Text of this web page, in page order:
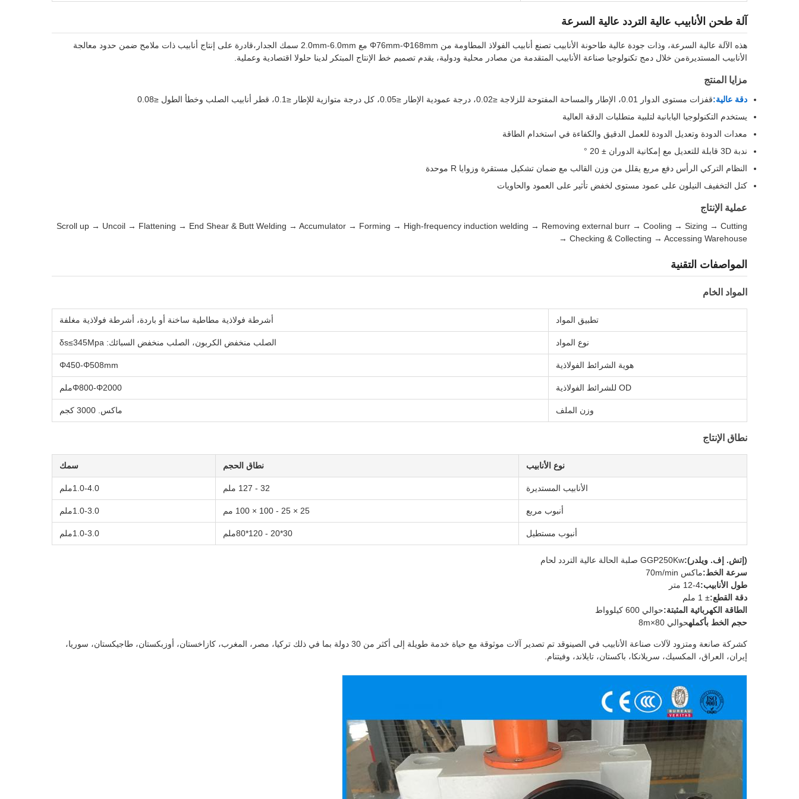
آلة طحن الأنابيب عالية التردد عالية السرعة
هذه الآلة عالية السرعة، وذات جودة عالية طاحونة الأنابيب تصنع أنابيب الفولاذ المطاومة من Φ76mm-Φ168mm مع 2.0mm-6.0mm سمك الجدار،قادرة على إنتاج أنابيب ذات ملامح ضمن حدود معالجة
الأنابيب المستديرةمن خلال دمج تكنولوجيا صناعة الأنابيب المتقدمة من مصادر محلية ودولية، يقدم تصميم خط الإنتاج المبتكر لدينا حلولا اقتصادية وعملية.
مزايا المنتج
دقة عالية:قفزات مستوى الدوار 0.01، الإطار والمساحة المفتوحة للزلاجة ≤0.02، درجة عمودية الإطار ≤0.05، كل درجة متوازية للإطار ≤0.1، قطر أنابيب الصلب وخطأ الطول ≤0.08
يستخدم التكنولوجيا اليابانية لتلبية متطلبات الدقة العالية
معدات الدودة وتعديل الدودة للعمل الدقيق والكفاءة في استخدام الطاقة
ندبة 3D قابلة للتعديل مع إمكانية الدوران ± 20 °
النظام التركي الرأس دفع مربع يقلل من وزن القالب مع ضمان تشكيل مستقرة وزوايا R موحدة
كتل التخفيف النيلون على عمود مستوى لخفض تأثير على العمود والحاويات
عملية الإنتاج
Scroll up → Uncoil → Flattening → End Shear & Butt Welding → Accumulator → Forming → High-frequency induction welding → Removing external burr → Cooling → Sizing → Cutting
→ Checking & Collecting → Accessing Warehouse
المواصفات التقنية
المواد الخام
تطبيق المواد أشرطة فولاذية مطاطية ساخنة أو باردة، أشرطة فولاذية مغلفة
نوع المواد الصلب منخفض الكربون، الصلب منخفض السبائك: δs≤345Mpa
هوية الشرائط الفولاذية Φ450-Φ508mm
OD للشرائط الفولاذية Φ800-Φ2000ملم
وزن الملف ماكس. 3000 كجم
نطاق الإنتاج
نوع الأنابيب نطاق الحجم سمك
الأنابيب المستديرة 32 - 127 ملم 1.0-4.0ملم
أنبوب مربع 25 × 25 - 100 × 100 مم 1.0-3.0ملم
أنبوب مستطيل 30*20 - 120*80ملم 1.0-3.0ملم
(إتش. إف. ويلدر):GGP250Kw صلبة الحالة عالية التردد لحام
سرعة الخط:ماكس 70m/min
طول الأنابيب:4-12 متر
دقة القطع:± 1 ملم
الطاقة الكهربائية المثبتة:حوالي 600 كيلوواط
حجم الخط بأكملهحوالي 80×8m
كشركة صانعة ومتزود لآلات صناعة الأنابيب في الصينوقد تم تصدير آلات موثوقة مع حياة خدمة طويلة إلى أكثر من 30 دولة بما في ذلك تركيا، مصر، المغرب، كازاخستان، أوزبكستان، طاجيكستان، سوريا،
إيران، العراق، المكسيك، سريلانكا، باكستان، تايلاند، وفيتنام.